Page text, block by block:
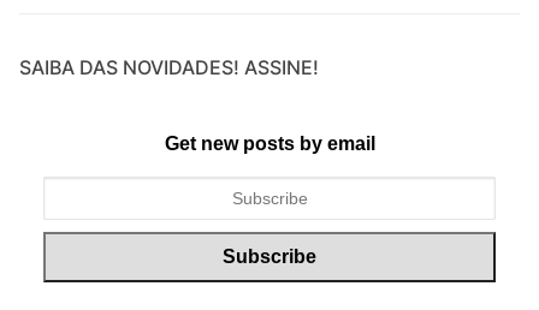
SAIBA DAS NOVIDADES! ASSINE!
Get new posts by email